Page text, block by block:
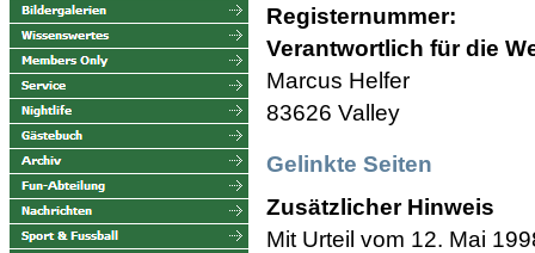
Registernummer:
Verantwortlich für die
Marcus Helfer
83626 Valley
Gelinkte Seiten
Zusätzlicher Hinweis
Mit Urteil vom 12. Mai